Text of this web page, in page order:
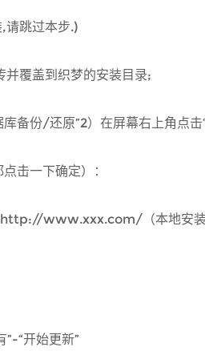
请跳过本步.)
覆盖到织梦的安装目录;
备份/还原”2）在屏幕右上角点击
击一下确定）：
http://www.xxx.com/（本地安
”-“开始更新”